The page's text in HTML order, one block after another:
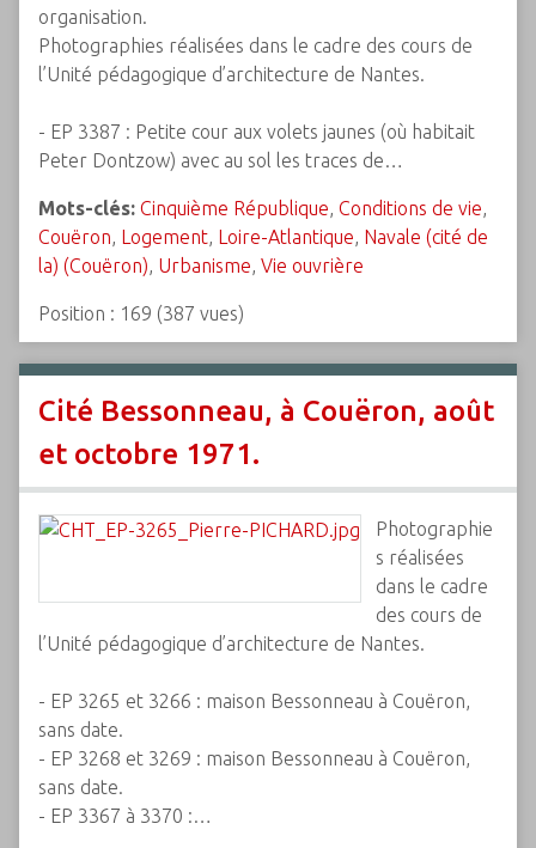
organisation.
Photographies réalisées dans le cadre des cours de
l’Unité pédagogique d’architecture de Nantes.
- EP 3387 : Petite cour aux volets jaunes (où habitait
Peter Dontzow) avec au sol les traces de…
Mots-clés: Cinquième République, Conditions de vie,
Couëron, Logement, Loire-Atlantique, Navale (cité de
la) (Couëron), Urbanisme, Vie ouvrière
Position : 169 (387 vues)
Cité Bessonneau, à Couëron, août
et octobre 1971.
Photographie
s réalisées
dans le cadre
des cours de
l’Unité pédagogique d’architecture de Nantes.
- EP 3265 et 3266 : maison Bessonneau à Couëron,
sans date.
- EP 3268 et 3269 : maison Bessonneau à Couëron,
sans date.
- EP 3367 à 3370 :…